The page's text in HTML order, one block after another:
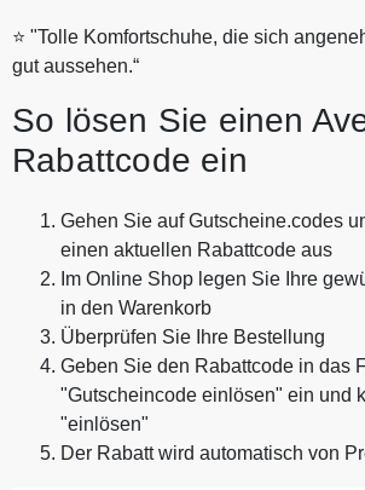
⭐ "Tolle Komfortschuhe, die sich
gut aussehen.“
So lösen Sie einen
Rabattcode ein
Gehen Sie auf Gutscheine.codes
einen aktuellen Rabattcode aus
Im Online Shop legen Sie Ihre
in den Warenkorb
Überprüfen Sie Ihre Bestellung
Geben Sie den Rabattcode in das
"Gutscheincode einlösen" ein und
"einlösen"
Der Rabatt wird automatisch von